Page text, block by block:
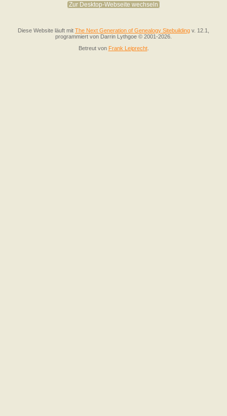
Zur Desktop-Webseite wechseln
Diese Website läuft mit The Next Generation of Genealogy Sitebuilding v. 12.1,
programmiert von Darrin Lythgoe © 2001-2026.
Betreut von Frank Leiprecht.